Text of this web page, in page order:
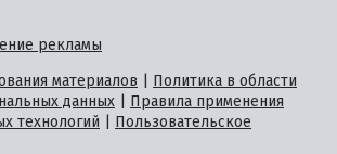
рекламы
материалов
Политика в области
данных
Правила применения
технологий
Пользовательское